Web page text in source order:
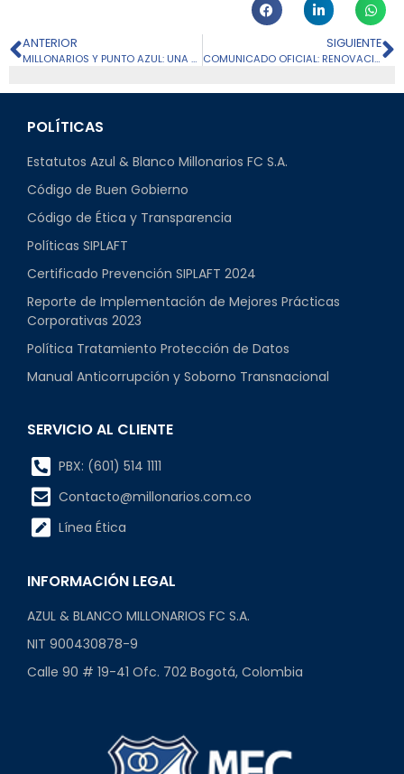
ANTERIOR
MILLONARIOS Y PUNTO AZUL: UNA ALIANZA QUE SE SIGUE FORTALECIENDO
SIGUIENTE
COMUNICADO OFICIAL: RENOVACIÓN NICOLÁS ARÉVALO
POLÍTICAS
Estatutos Azul & Blanco Millonarios FC S.A.
Código de Buen Gobierno
Código de Ética y Transparencia
Políticas SIPLAFT
Certificado Prevención SIPLAFT 2024
Reporte de Implementación de Mejores Prácticas
Corporativas 2023
Política Tratamiento Protección de Datos
Manual Anticorrupción y Soborno Transnacional
SERVICIO AL CLIENTE
PBX: (601) 514 1111
Contacto@millonarios.com.co
Línea Ética
INFORMACIÓN LEGAL
AZUL & BLANCO MILLONARIOS FC S.A.
NIT 900430878-9
Calle 90 # 19-41 Ofc. 702 Bogotá, Colombia